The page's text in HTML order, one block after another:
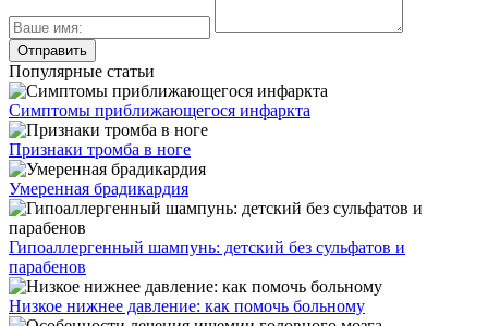
Популярные статьи
Симптомы приближающегося инфаркта
Признаки тромба в ноге
Умеренная брадикардия
Гипоаллергенный шампунь: детский без сульфатов и
парабенов
Низкое нижнее давление: как помочь больному